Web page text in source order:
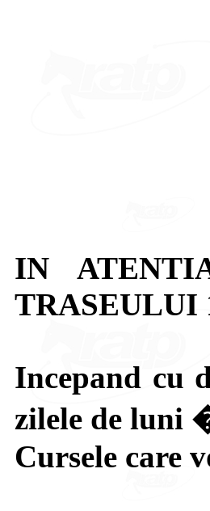
IN
TRASEULUI
Incepand cu
zilele de luni
Cursele care